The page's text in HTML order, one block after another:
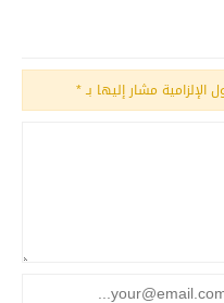
الإلزامية مشار إليها بـ*